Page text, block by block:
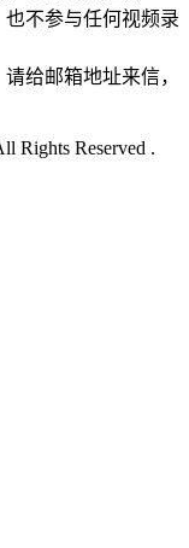
不参与任何视频录
给邮箱地址来信，
Rights Reserved .